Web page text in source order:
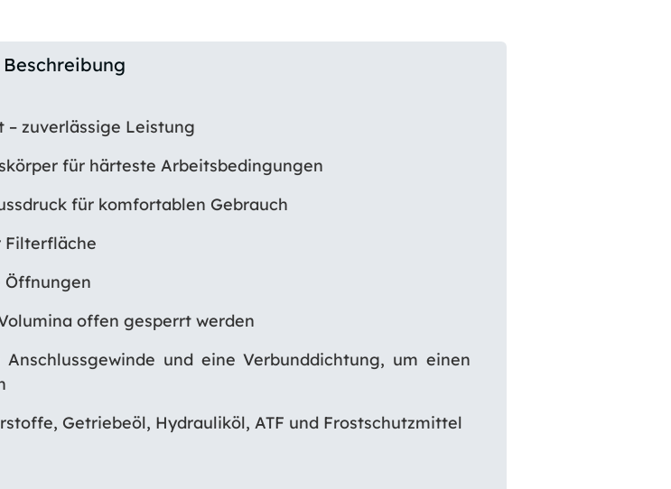
Beschreibung
zuverlässige Leistung
für härteste Arbeitsbedingungen
für komfortablen Gebrauch
Filterfläche
Öffnungen
offen gesperrt werden
und eine Verbunddichtung, um einen
Getriebeöl, Hydrauliköl, ATF und Frostschutzmittel